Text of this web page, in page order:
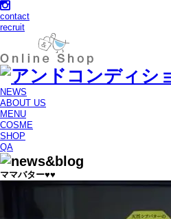
contact
recruit
NEWS
ABOUT US
MENU
COSME
SHOP
QA
ママバター♥♥